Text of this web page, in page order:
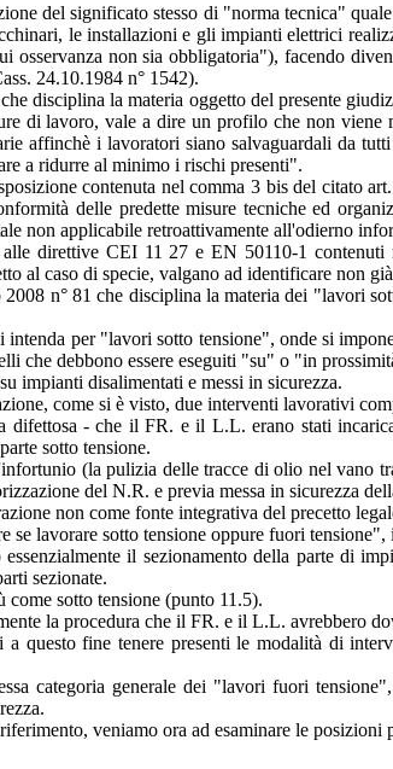
del significato stesso di "norma tecnica"
le installazioni e gli impianti elettrici
osservanza non sia obbligatoria"), facendo
24.10.1984 n° 1542).
disciplina la materia oggetto del presente
di lavoro, vale a dire un profilo che non
affinchè i lavoratori siano salvaguardali da
a ridurre al minimo i rischi presenti".
contenuta nel comma 3 bis del citato
delle predette misure tecniche ed
non applicabile retroattivamente all'odierno
direttive CEI 11 27 e EN 50110-1
al caso di specie, valgano ad identificare non
n° 81 che disciplina la materia dei "lavori
intenda per "lavori sotto tensione", onde si
che debbono essere eseguiti "su" o "in
impianti disalimentati e messi in sicurezza.
come si è visto, due interventi lavorativi
difettosa - che il FR. e il L.L. erano stati
sotto tensione.
(la pulizia delle tracce di olio nel vano
del N.R. e previa messa in sicurezza
non come fonte integrativa del precetto
se lavorare sotto tensione oppure fuori
il sezionamento della parte di
sezionate.
sotto tensione (punto 11.5).
la procedura che il FR. e il L.L. avrebbero
questo fine tenere presenti le modalità di
categoria generale dei "lavori fuori
veniamo ora ad esaminare le posizioni